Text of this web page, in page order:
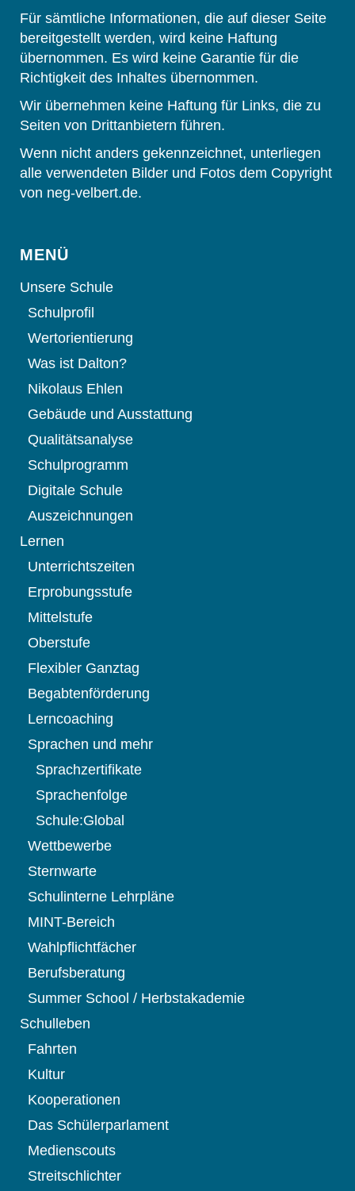
Für sämtliche Informationen, die auf dieser Seite
bereitgestellt werden, wird keine Haftung
übernommen. Es wird keine Garantie für die
Richtigkeit des Inhaltes übernommen.
Wir übernehmen keine Haftung für Links, die zu
Seiten von Drittanbietern führen.
Wenn nicht anders gekennzeichnet, unterliegen
alle verwendeten Bilder und Fotos dem Copyright
von neg-velbert.de.
MENÜ
Unsere Schule
Schulprofil
Wertorientierung
Was ist Dalton?
Nikolaus Ehlen
Gebäude und Ausstattung
Qualitätsanalyse
Schulprogramm
Digitale Schule
Auszeichnungen
Lernen
Unterrichtszeiten
Erprobungsstufe
Mittelstufe
Oberstufe
Flexibler Ganztag
Begabtenförderung
Lerncoaching
Sprachen und mehr
Sprachzertifikate
Sprachenfolge
Schule:Global
Wettbewerbe
Sternwarte
Schulinterne Lehrpläne
MINT-Bereich
Wahlpflichtfächer
Berufsberatung
Summer School / Herbstakademie
Schulleben
Fahrten
Kultur
Kooperationen
Das Schülerparlament
Medienscouts
Streitschlichter